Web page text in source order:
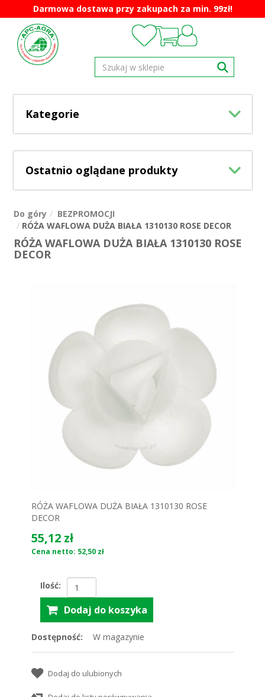
Darmowa dostawa przy zakupach za min. 99zł!
Kategorie
Ostatnio oglądane produkty
Do góry
BEZPROMOCJI
RÓŻA WAFLOWA DUŻA BIAŁA 1310130 ROSE DECOR
RÓŻA WAFLOWA DUŻA BIAŁA 1310130 ROSE
DECOR
RÓŻA WAFLOWA DUŻA BIAŁA 1310130 ROSE
DECOR
55,12 zł
Cena netto: 52,50 zł
Ilość:
Dostępność: W magazynie